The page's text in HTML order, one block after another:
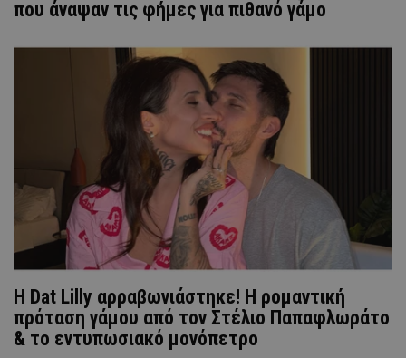
που άναψαν τις φήμες για πιθανό γάμο
Η Dat Lilly αρραβωνιάστηκε! Η ρομαντική
πρόταση γάμου από τον Στέλιο Παπαφλωράτο
& το εντυπωσιακό μονόπετρο